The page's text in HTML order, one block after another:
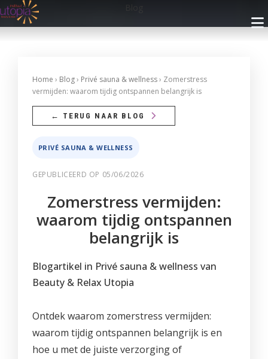
INFO
Openingsuren
Cadeaubon
Blog
Contact
BEHANDELINGEN
Make-up
Voeten
Wenkbrauwen
ARRANGEMENTEN
Met Privé Sauna
PRIVÉ SAUNA
Privé Wellness 1
Faciliteiten
Foto's
Privé Wellness 2
Prijzen
Reserveren
Arrangementen
Huisregels
RESERVEREN
Reservatie met Cadeaubon
Privé Wellness met Massage
Reserveren
Cadeaubon
Producten
PROMO'S
Blog
Home › Blog› Privé sauna & wellness› Zomerstress
vermijden: waarom tijdig ontspannen belangrijk is
← TERUG NAAR BLOG
PRIVÉ SAUNA & WELLNESS
GEPUBLICEERD OP 05/06/2026
Zomerstress vermijden:
waarom tijdig ontspannen
belangrijk is
Blogartikel in Privé sauna & wellness van
Beauty & Relax Utopia
Ontdek waarom zomerstress vermijden:
waarom tijdig ontspannen belangrijk is en
hoe u met de juiste verzorging of